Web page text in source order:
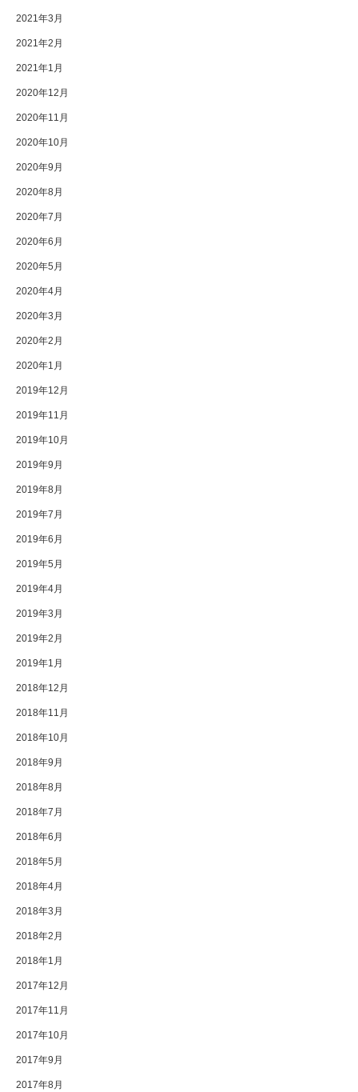
2021年3月
2021年2月
2021年1月
2020年12月
2020年11月
2020年10月
2020年9月
2020年8月
2020年7月
2020年6月
2020年5月
2020年4月
2020年3月
2020年2月
2020年1月
2019年12月
2019年11月
2019年10月
2019年9月
2019年8月
2019年7月
2019年6月
2019年5月
2019年4月
2019年3月
2019年2月
2019年1月
2018年12月
2018年11月
2018年10月
2018年9月
2018年8月
2018年7月
2018年6月
2018年5月
2018年4月
2018年3月
2018年2月
2018年1月
2017年12月
2017年11月
2017年10月
2017年9月
2017年8月